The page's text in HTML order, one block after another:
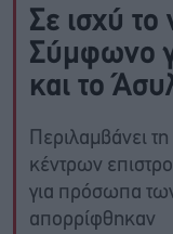
Σε ισχύ
Σύμφωνο
και το
Περιλαμβάνει
κέντρων
για πρόσωπα
απορρίφθηκαν